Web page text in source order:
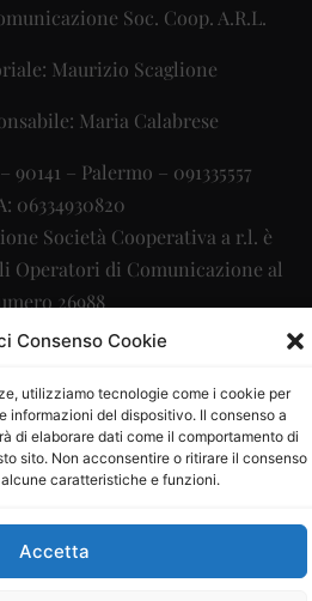
Consenso Cookie
utilizziamo tecnologie come i cookie per
informazioni del dispositivo. Il consenso a
di elaborare dati come il comportamento di
sito. Non acconsentire o ritirare il consenso
caratteristiche e funzioni.
Accetta
Soc. Coop. A.R.L.
Maurizio Scaglione
Maria Calabrese
90141 – Palermo – 091335557
06334930820
Società Cooperativa a r.l. è
Operatori di Comunicazione al
26988
srl– info@ladigitale.it